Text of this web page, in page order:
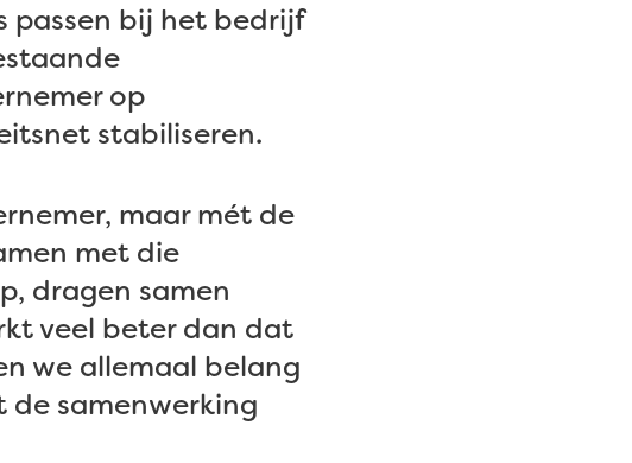
passen bij het bedrijf
op
stabiliseren.
maar mét de
met die
dragen samen
veel beter dan dat
we allemaal belang
samenwerking